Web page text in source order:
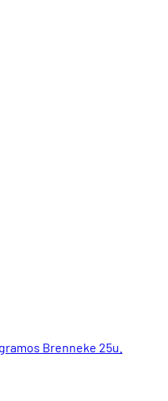
Brenneke 25u.